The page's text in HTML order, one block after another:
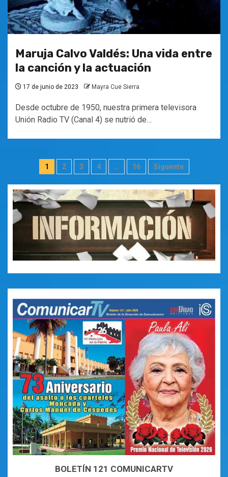
Maruja Calvo Valdés: Una vida entre
la canción y la actuación
17 de junio de 2023 Mayra Cue Sierra
Desde octubre de 1950, nuestra primera televisora
Unión Radio TV (Canal 4) se nutrió de…
Paginación
de
entradas
1 2 3 4 … 16 Siguente
BOLETÍN 121 COMUNICARTV